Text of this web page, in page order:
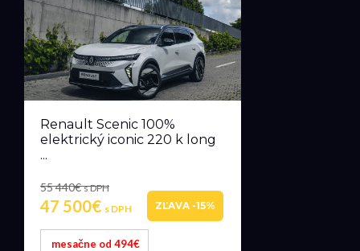
Renault Scenic 100%
elektrický iconic 220 k long
...
55 440€s DPH
47 500€ s DPH ZĽAVA -15%
mesačne od 494€